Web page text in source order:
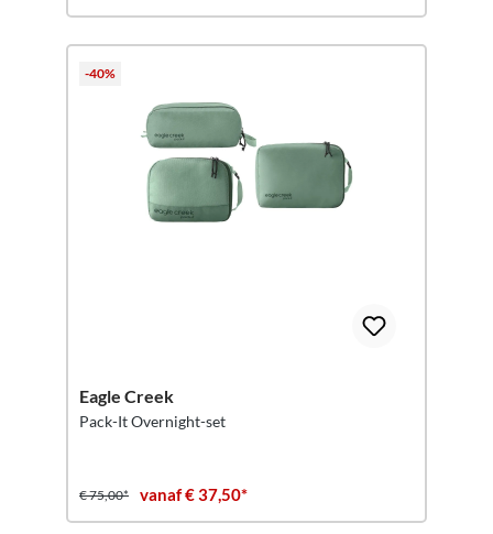
-40%
Eagle Creek
Pack-It Overnight-set
€ 75,00* vanaf € 37,50*